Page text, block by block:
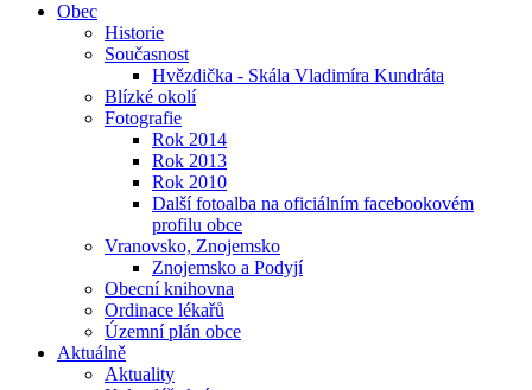
Obec
Historie
Současnost
Hvězdička - Skála Vladimíra Kundráta
Blízké okolí
Fotografie
Rok 2014
Rok 2013
Rok 2010
Další fotoalba na oficiálním facebookovém
profilu obce
Vranovsko, Znojemsko
Znojemsko a Podyjí
Obecní knihovna
Ordinace lékařů
Územní plán obce
Aktuálně
Aktuality